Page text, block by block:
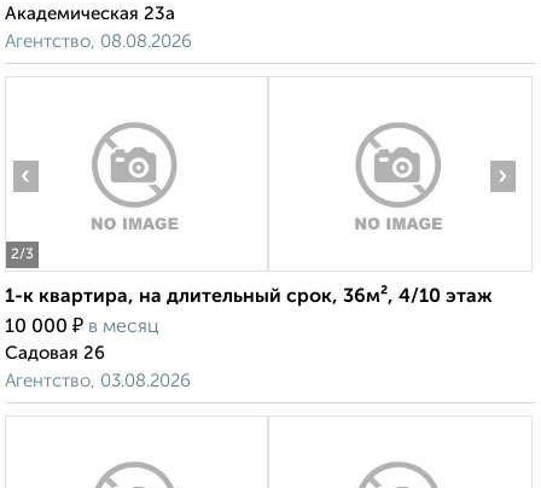
Академическая 23а
Агентство, 08.08.2026
2/3
‹ ›
1-к квартира, на длительный срок, 36м², 4/10 этаж
10 000 ₽ в месяц
Садовая 26
Агентство, 03.08.2026